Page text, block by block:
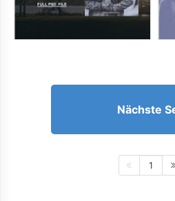
Nächste
1